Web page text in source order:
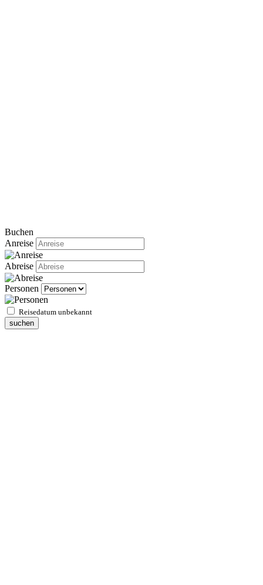
Buchen
Anreise
Abreise
Personen
Reisedatum unbekannt
suchen